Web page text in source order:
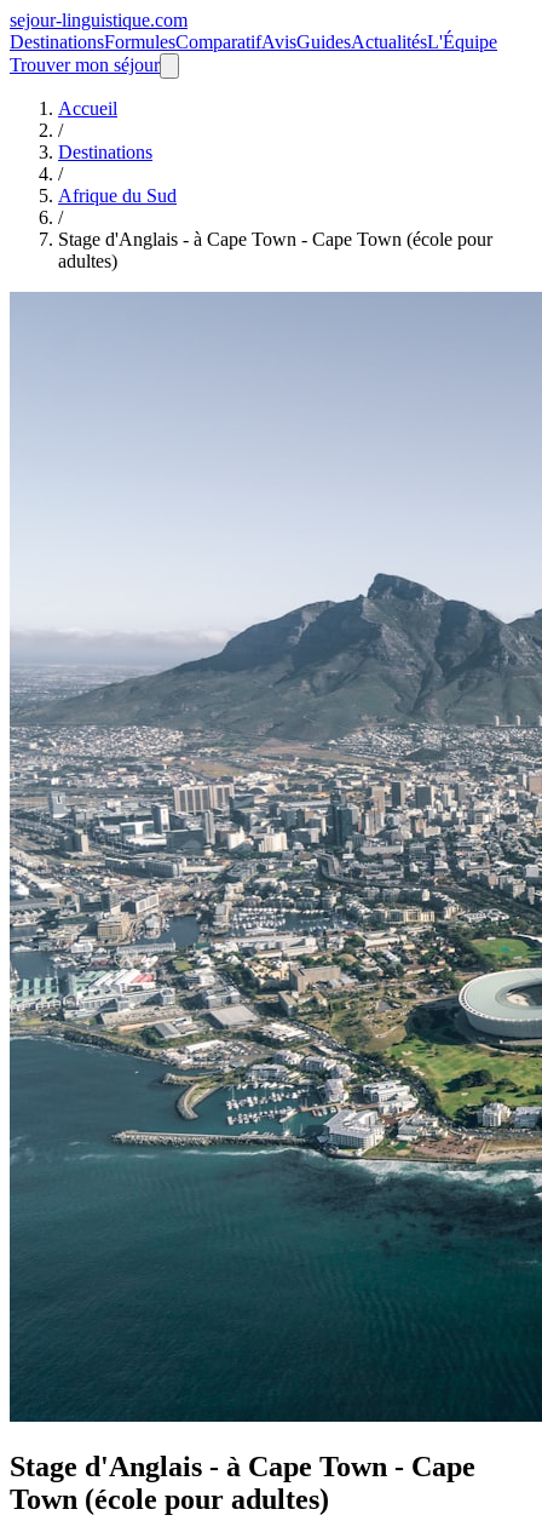
sejour-linguistique.com
DestinationsFormulesComparatifAvisGuidesActualitésL'Équipe
Trouver mon séjour
Accueil
/
Destinations
/
Afrique du Sud
/
Stage d'Anglais - à Cape Town - Cape Town (école pour
adultes)
Stage d'Anglais - à Cape Town - Cape
Town (école pour adultes)